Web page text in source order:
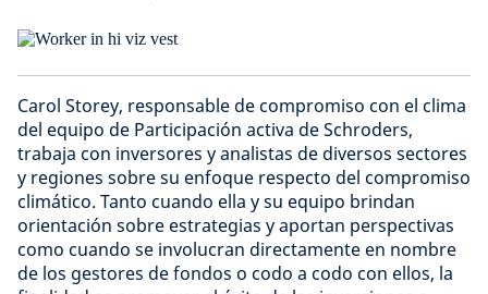
Carol Storey, responsable de compromiso con el clima
del equipo de Participación activa de Schroders,
trabaja con inversores y analistas de diversos sectores
y regiones sobre su enfoque respecto del compromiso
climático. Tanto cuando ella y su equipo brindan
orientación sobre estrategias y aportan perspectivas
como cuando se involucran directamente en nombre
de los gestores de fondos o codo a codo con ellos, la